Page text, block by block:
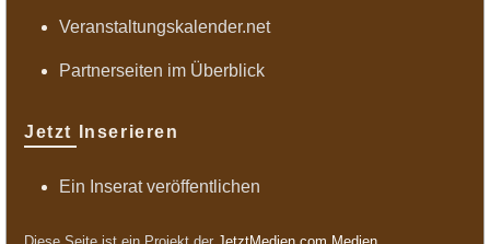
Veranstaltungskalender.net
Partnerseiten im Überblick
Jetzt Inserieren
Ein Inserat veröffentlichen